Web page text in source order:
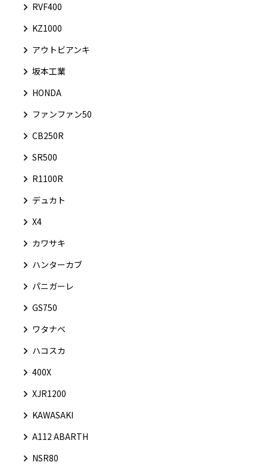
RVF400
KZ1000
アウトビアンキ
坂本工業
HONDA
ファンファン50
CB250R
SR500
R1100R
デュカト
X4
カワサキ
ハンターカブ
パニガーレ
GS750
ワタナベ
ハコスカ
400X
XJR1200
KAWASAKI
A112 ABARTH
NSR80